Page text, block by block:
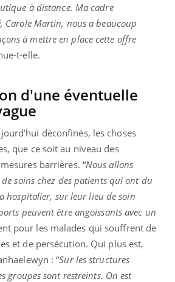
à distance. Ma cadre
Carole Martin, nous a beaucoup
à mettre en place cette offre
t-elle.
d'une éventuelle
déconfinés, les choses
que ce soit au niveau des
barrières. “Nous allons
soins chez des patients qui ont du
hospitalier, sur leur lieu de soin
peuvent être angoissants avec un
pour les malades qui souffrent de
et de persécution. Qui plus est,
: “Sur les structures
groupes sont restreints. On est